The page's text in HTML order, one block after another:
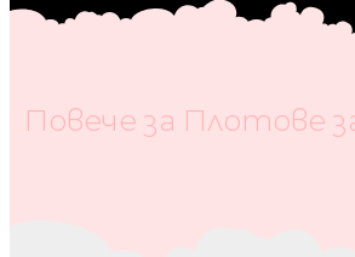
Повече за Плотове